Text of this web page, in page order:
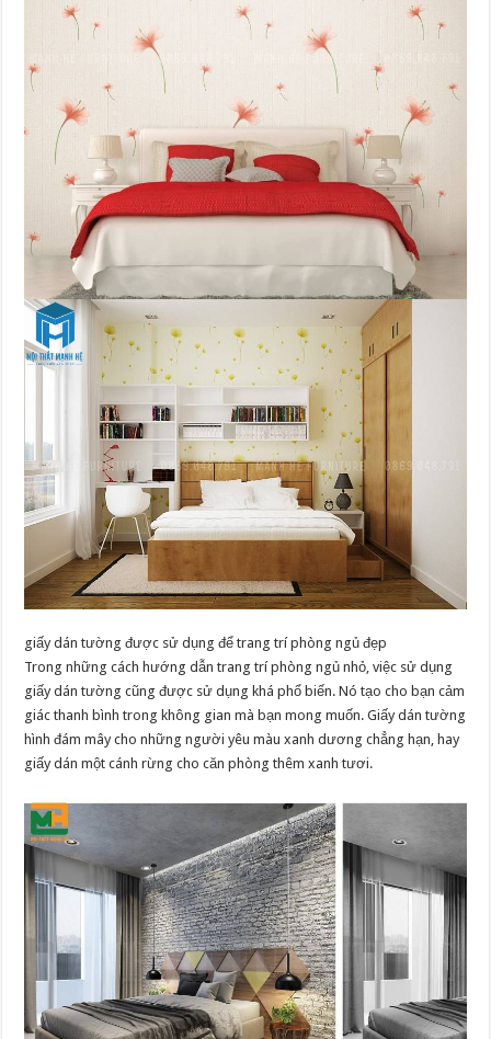
giấy dán tường được sử dụng để trang trí phòng ngủ đẹp
Trong những cách hướng dẫn trang trí phòng ngủ nhỏ, việc sử dụng
giấy dán tường cũng được sử dụng khá phổ biến. Nó tạo cho bạn cảm
giác thanh bình trong không gian mà bạn mong muốn. Giấy dán tường
hình đám mây cho những người yêu màu xanh dương chẳng hạn, hay
giấy dán một cánh rừng cho căn phòng thêm xanh tươi.